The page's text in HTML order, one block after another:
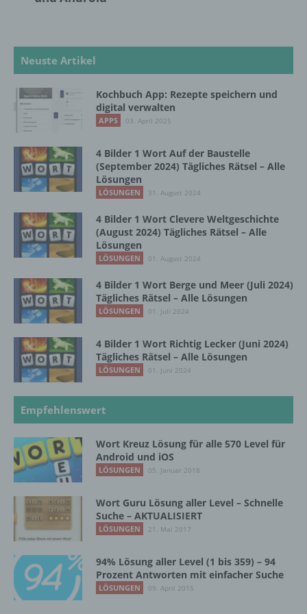
Neuste Artikel
Kochbuch App: Rezepte speichern und
digital verwalten
APPS 03. April 2025
4 Bilder 1 Wort Auf der Baustelle
(September 2024) Tägliches Rätsel – Alle
Lösungen
LÖSUNGEN 31. August 2024
4 Bilder 1 Wort Clevere Weltgeschichte
(August 2024) Tägliches Rätsel – Alle
Lösungen
LÖSUNGEN 01. August 2024
4 Bilder 1 Wort Berge und Meer (Juli 2024)
Tägliches Rätsel – Alle Lösungen
LÖSUNGEN 01. Juli 2024
4 Bilder 1 Wort Richtig Lecker (Juni 2024)
Tägliches Rätsel – Alle Lösungen
LÖSUNGEN 01. Juni 2024
Empfehlenswert
Wort Kreuz Lösung für alle 570 Level für
Android und iOS
LÖSUNGEN 05. Januar 2018
Wort Guru Lösung aller Level – Schnelle
Suche – AKTUALISIERT
LÖSUNGEN 21. Mai 2017
94% Lösung aller Level (1 bis 359) – 94
Prozent Antworten mit einfacher Suche
LÖSUNGEN 09. April 2015
Auslesen, das Abfragen, die Verwendung,
Bereitstellung, den Abgleich oder die
Verknüpfung, die Einschränkung, das
Löschen oder die Vernichtung.
d) Einschränkung der Verarbeitung
Einschränkung der Verarbeitung ist die
Markierung gespeicherter
personenbezogener Daten mit dem Ziel, ihre
künftige Verarbeitung einzuschränken.
e) Profiling
Verarbeitung personenbezogener Daten, die
darin besteht, dass diese
personenbezogenen Daten verwendet
werden, um bestimmte persönliche Aspekte,
die sich auf eine natürliche Person beziehen,
zu bewerten, insbesondere, um Aspekte
bezüglich Arbeitsleistung, wirtschaftlicher
Lage, Gesundheit, persönlicher Vorlieben,
Interessen, Zuverlässigkeit, Verhalten,
Aufenthaltsort oder Ortswechsel dieser
natürlichen Person zu analysieren oder
vorherzusagen.
f) Pseudonymisierung
Pseudonymisierung ist die Verarbeitung
personenbezogener Daten in einer Weise,
auf welche die personenbezogenen Daten
ohne Hinzuziehung zusätzlicher
Informationen nicht mehr einer spezifischen
betroffenen Person zugeordnet werden
können, sofern diese zusätzlichen